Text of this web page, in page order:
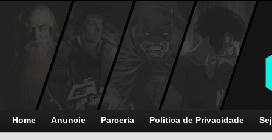
Home Anuncie Parceria Politica de Privacidade